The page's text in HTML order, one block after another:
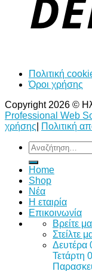
Πολιτική
Όροι χρήσης
Copyright 2026 ©
Professional Web
χρήσης
Πολιτική
Αναζήτηση
για:
Home
Shop
Νέα
Η εταιρία
Επικοινωνία
Bρείτε
Στείλτε
Δευτέρα
Τετάρτη